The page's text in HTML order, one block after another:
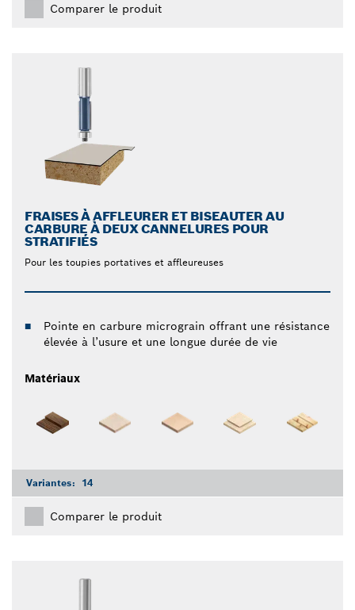
Comparer le produit
FRAISES À AFFLEURER ET BISEAUTER AU
CARBURE À DEUX CANNELURES POUR
STRATIFIÉS
Pour les toupies portatives et affleureuses
Pointe en carbure micrograin offrant une résistance
élevée à l’usure et une longue durée de vie
Matériaux
Variantes: 14
Comparer le produit